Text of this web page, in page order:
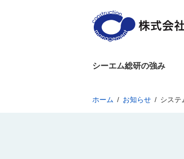
シーエム総研の強み
ホーム お知らせ システ